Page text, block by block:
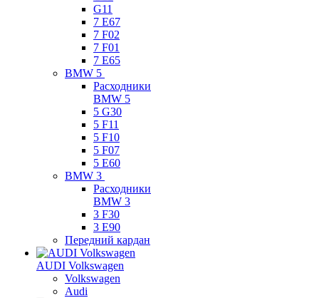
G11
7 Е67
7 F02
7 F01
7 E65
BMW 5
Расходники
BMW 5
5 G30
5 F11
5 F10
5 F07
5 E60
BMW 3
Расходники
BMW 3
3 F30
3 E90
Передний кардан
AUDI Volkswagen
Volkswagen
Audi